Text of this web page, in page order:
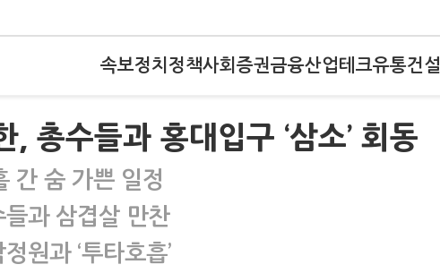
속보정치 정책사회 증권금융산업테크유통건설
, 총수들과 홍대입구 ‘삼소’ 회동
간 숨 가쁜 일정
들과 삼겹살 만찬
원과 ‘투타호흡’